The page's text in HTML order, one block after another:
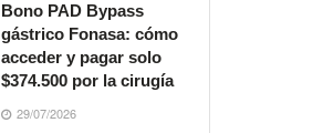
Bono PAD Bypass
gástrico Fonasa: cómo
acceder y pagar solo
$374.500 por la cirugía
29/07/2026